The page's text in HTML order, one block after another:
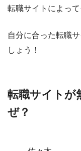
転職サイトによっ
自分に合った転職
しょう！
転職サイトが
ぜ？